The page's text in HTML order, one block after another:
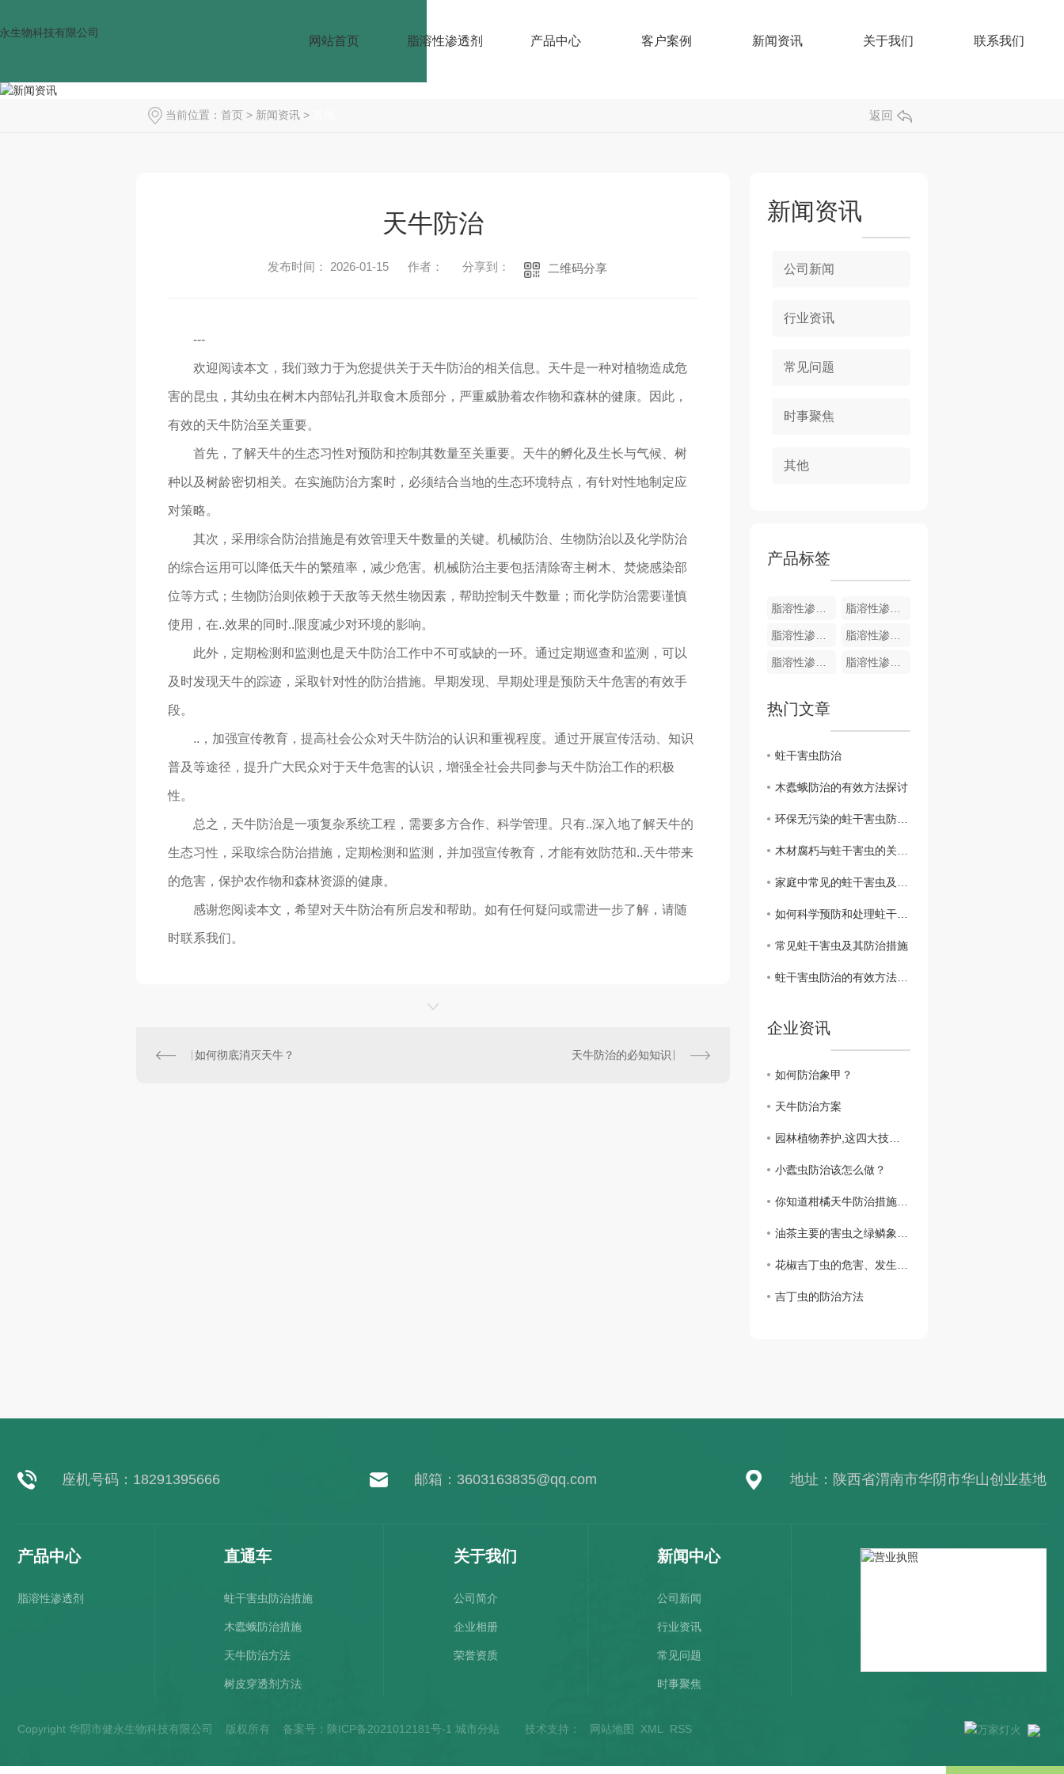
网站首页 脂溶性渗透剂 产品中心 客户案例 新闻资讯 关于我们 联系我们
当前位置： 首页 > 新闻资讯 > 返回
天牛防治
发布时间： 2026-01-15 作者： 分享到： 二维码分享
---
欢迎阅读本文，我们致力于为您提供关于天牛防治的相关信息。天牛是一种对植物造成危
害的昆虫，其幼虫在树木内部钻孔并取食木质部分，严重威胁着农作物和森林的健康。因此，
有效的天牛防治至关重要。
首先，了解天牛的生态习性对预防和控制其数量至关重要。天牛的孵化及生长与气候、树
种以及树龄密切相关。在实施防治方案时，必须结合当地的生态环境特点，有针对性地制定应
对策略。
其次，采用综合防治措施是有效管理天牛数量的关键。机械防治、生物防治以及化学防治
的综合运用可以降低天牛的繁殖率，减少危害。机械防治主要包括清除寄主树木、焚烧感染部
位等方式；生物防治则依赖于天敌等天然生物因素，帮助控制天牛数量；而化学防治需要谨慎
使用，在..效果的同时..限度减少对环境的影响。
此外，定期检测和监测也是天牛防治工作中不可或缺的一环。通过定期巡查和监测，可以
及时发现天牛的踪迹，采取针对性的防治措施。早期发现、早期处理是预防天牛危害的有效手
段。
..，加强宣传教育，提高社会公众对天牛防治的认识和重视程度。通过开展宣传活动、知识
普及等途径，提升广大民众对于天牛危害的认识，增强全社会共同参与天牛防治工作的积极
性。
总之，天牛防治是一项复杂系统工程，需要多方合作、科学管理。只有..深入地了解天牛的
生态习性，采取综合防治措施，定期检测和监测，并加强宣传教育，才能有效防范和..天牛带来
的危害，保护农作物和森林资源的健康。
感谢您阅读本文，希望对天牛防治有所启发和帮助。如有任何疑问或需进一步了解，请随
时联系我们。
如何彻底消灭天牛？ 天牛防治的必知知识
新闻资讯
公司新闻
行业资讯
常见问题
时事聚焦
其他
产品标签
脂溶性渗透剂 脂溶性渗透剂
脂溶性渗透剂 脂溶性渗透剂1000ml
脂溶性渗透剂200ml 脂溶性渗透剂100ml
热门文章
蛀干害虫防治
木蠹蛾防治的有效方法探讨
环保无污染的蛀干害虫防治技术介绍
木材腐朽与蛀干害虫的关系及预防方法
家庭中常见的蛀干害虫及防治经验分享
如何科学预防和处理蛀干害虫侵害
常见蛀干害虫及其防治措施
蛀干害虫防治的有效方法及技巧
企业资讯
如何防治象甲？
天牛防治方案
园林植物养护,这四大技术要点不可不知!
小蠹虫防治该怎么做？
你知道柑橘天牛防治措施吗？
油茶主要的害虫之绿鳞象甲防治措施,你知道吗？
花椒吉丁虫的危害、发生规律及防治措施
吉丁虫的防治方法
座机号码：18291395666 邮箱：3603163835@qq.com 地址：陕西省渭南市华阴市华山创业基地
产品中心
脂溶性渗透剂
直通车
蛀干害虫防治措施
木蠹蛾防治措施
天牛防治方法
树皮穿透剂方法
关于我们
公司简介
企业相册
荣誉资质
新闻中心
公司新闻
行业资讯
常见问题
时事聚焦
Copyright 华阴市健永生物科技有限公司 版权所有 备案号： 陕ICP备2021012181号-1 城市分站 技术支持： 网站地图 XML RSS